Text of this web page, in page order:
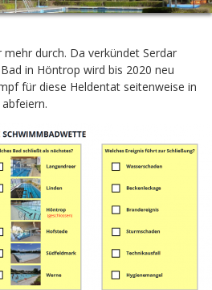
durch. Da verkündet Serdar
in Höntrop wird bis 2020 neu
für diese Heldentat seitenweise in